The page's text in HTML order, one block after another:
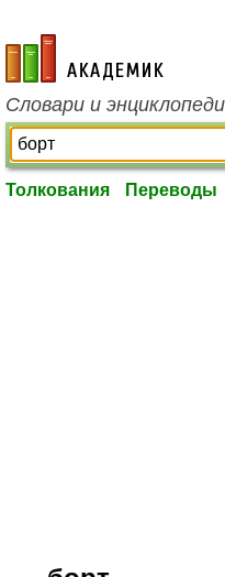
academic.ru
Словари и
Толкования Переводы